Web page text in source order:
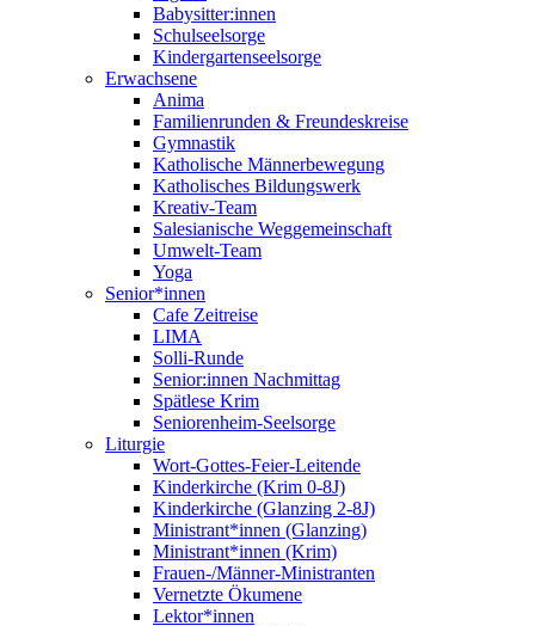
Babysitter:innen
Schulseelsorge
Kindergartenseelsorge
Erwachsene
Anima
Familienrunden & Freundeskreise
Gymnastik
Katholische Männerbewegung
Katholisches Bildungswerk
Kreativ-Team
Salesianische Weggemeinschaft
Umwelt-Team
Yoga
Senior*innen
Cafe Zeitreise
LIMA
Solli-Runde
Senior:innen Nachmittag
Spätlese Krim
Seniorenheim-Seelsorge
Liturgie
Wort-Gottes-Feier-Leitende
Kinderkirche (Krim 0-8J)
Kinderkirche (Glanzing 2-8J)
Ministrant*innen (Glanzing)
Ministrant*innen (Krim)
Frauen-/Männer-Ministranten
Vernetzte Ökumene
Lektor*innen